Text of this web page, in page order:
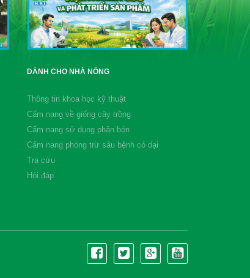
DÀNH CHO NHÀ NÔNG
Thông tin khoa học kỹ thuật
Cẩm nang về giống cây trồng
Cẩm nang sử dụng phân bón
Cẩm nang phòng trừ sâu bệnh cỏ dại
Tra cứu
Hỏi đáp